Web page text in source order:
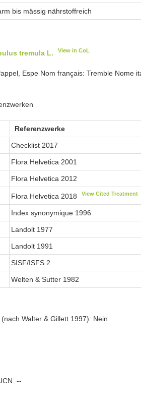
bis mässig nährstoffreich
tremula L. View in CoL
Espe Nom français: Tremble Nome
Referenzwerke
Checklist 2017
Flora Helvetica 2001
Flora Helvetica 2012
Flora Helvetica 2018 View Cited Treatment
Index synonymique 1996
Landolt 1977
Landolt 1991
SISF/ISFS 2
Welten & Sutter 1982
Walter & Gillett 1997): Nein
--